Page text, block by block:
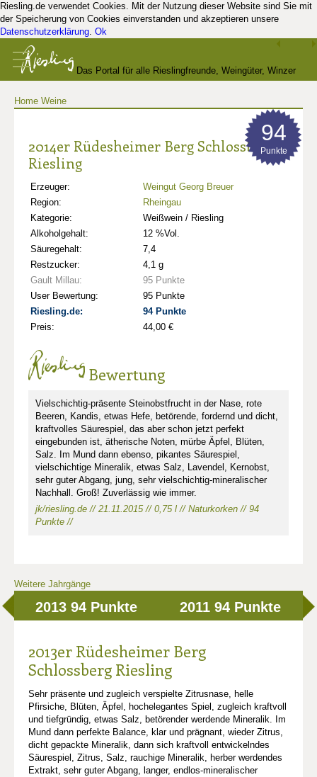
Riesling.de verwendet Cookies. Mit der Nutzung dieser Website sind Sie mit
der Speicherung von Cookies einverstanden und akzeptieren unsere
Datenschutzerklärung. Ok
Das Portal für alle Rieslingfreunde, Weingüter, Winzer
Home Weine
2014er Rüdesheimer Berg Schlossberg
Riesling
Erzeuger:
Weingut Georg Breuer
Region:
Rheingau
Kategorie:
Weißwein / Riesling
Alkoholgehalt:
12 %Vol.
Säuregehalt:
7,4
Restzucker:
4,1 g
Gault Millau:
95 Punkte
User Bewertung:
95 Punkte
Riesling.de:
94 Punkte
Preis:
44,00 €
94
Punkte
Bewertung
Vielschichtig-präsente Steinobstfrucht in der Nase, rote
Beeren, Kandis, etwas Hefe, betörende, fordernd und dicht,
kraftvolles Säurespiel, das aber schon jetzt perfekt
eingebunden ist, ätherische Noten, mürbe Äpfel, Blüten,
Salz. Im Mund dann ebenso, pikantes Säurespiel,
vielschichtige Mineralik, etwas Salz, Lavendel, Kernobst,
sehr guter Abgang, jung, sehr vielschichtig-mineralischer
Nachhall. Groß! Zuverlässig wie immer.
jk/riesling.de // 21.11.2015 // 0,75 l // Naturkorken // 94
Punkte //
Weitere Jahrgänge
2013 94 Punkte 2011 94 Punkte
2013er Rüdesheimer Berg
Schlossberg Riesling
Sehr präsente und zugleich verspielte Zitrusnase, helle
Pfirsiche, Blüten, Äpfel, hochelegantes Spiel, zugleich kraftvoll
und tiefgründig, etwas Salz, betörender werdende Mineralik. Im
Mund dann perfekte Balance, klar und prägnant, wieder Zitrus,
dicht gepackte Mineralik, dann sich kraftvoll entwickelndes
Säurespiel, Zitrus, Salz, rauchige Mineralik, herber werdendes
Extrakt, sehr guter Abgang, langer, endlos-mineralischer